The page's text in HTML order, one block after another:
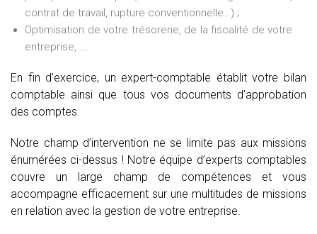
contrat de travail, rupture conventionnelle…) ;
Optimisation de votre trésorerie, de la fiscalité de votre
entreprise, ….
En fin d’exercice, un expert-comptable établit votre bilan
comptable ainsi que tous vos documents d’approbation
des comptes.
Notre champ d’intervention ne se limite pas aux missions
énumérées ci-dessus ! Notre équipe d’experts comptables
couvre un large champ de compétences et vous
accompagne efficacement sur une multitudes de missions
en relation avec la gestion de votre entreprise.